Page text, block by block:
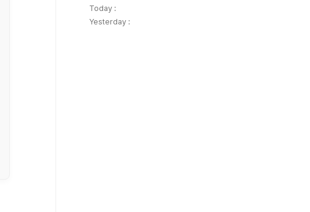
Today :
Yesterday :